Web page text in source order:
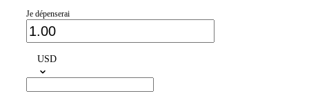
Je dépenserai
USD